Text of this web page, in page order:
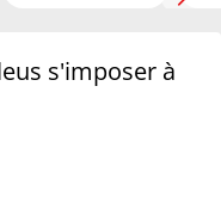
s'imposer à